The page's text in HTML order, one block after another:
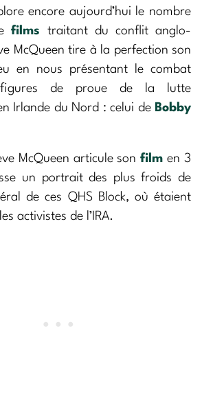
encore aujourd’hui le nombre
films traitant du conflit anglo-
McQueen tire à la perfection son
en nous présentant le combat
figures de proue de la lutte
Irlande du Nord : celui de Bobby
McQueen articule sonfilm en 3
un portrait des plus froids de
de ces QHS Block, où étaient
activistes de l’IRA.